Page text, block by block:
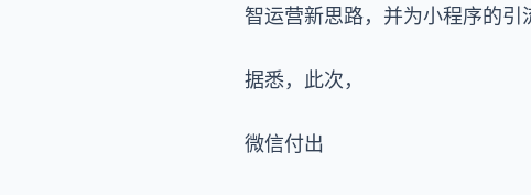
智运营新思路，并为小程序的
据悉，此次，
微信付出